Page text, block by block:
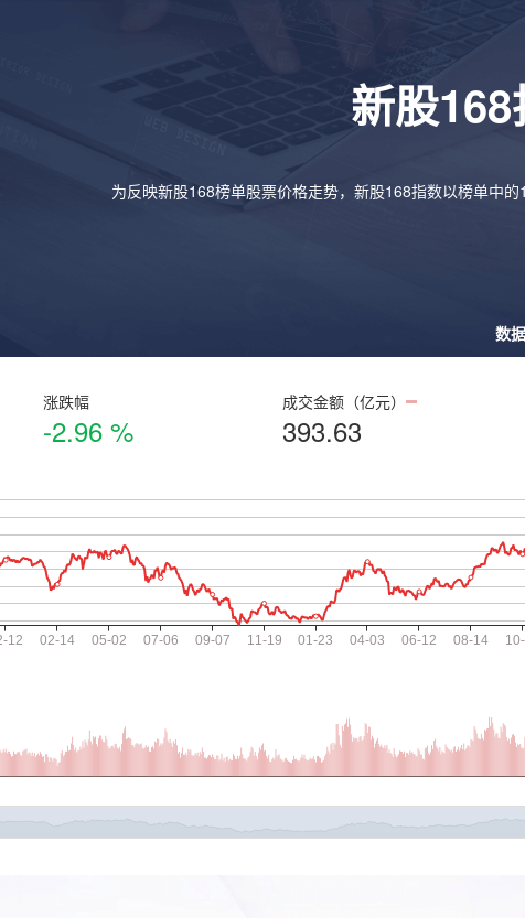
新股
为反映新股168榜单股票价格走势，新股168指数以榜单中
数
涨跌幅
-2.96 %
成交金额（亿元）
393.63